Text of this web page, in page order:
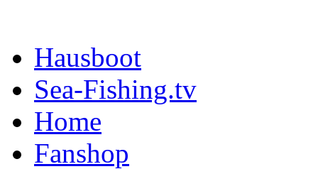
Hausboot
Sea-Fishing.tv
Home
Fanshop